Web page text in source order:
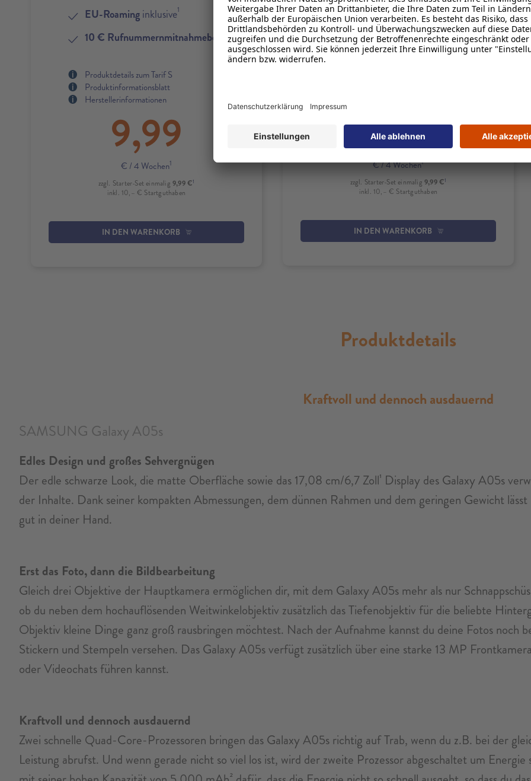
EU-Roaminginklusive1
10 € Rufnummernmitnahmebonus4
Produktdetails zum Tarif S
Produktinformationsblatt
Herstellerinformationen
9,99
€ / 4 Wochen1
zzgl. Starter-Set einmalig 9,99 €1
inkl. 10,– € Startguthaben
IN DEN WARENKORB
EU-Roaminginklusive1
10 € Rufnummernmitnahmebonus4
14,99
€/ 4 Wochen1
zzgl. Starter-Set einmalig 9,99 €1
inkl. 10,– € Startguthaben
IN DEN WARENKORB
Produktdetails
Kraftvoll und dennoch ausdauernd
SAMSUNG Galaxy A05s
Edles Design und großes Sehvergnügen
Der edle schwarze Look, die matte Oberfläche sowie das 17,08 cm/6,7 Zoll¹ Display des Galaxy A05s
der Inhalte. Dank seiner kompakten Abmessungen, dem dünnen Rahmen und dem geringen Gewicht
gut in deiner Hand.
Erst das Foto, dann die Bildbearbeitung
Gleich drei Objektive der Hauptkamera ermöglichen dir, mit dem Galaxy A05s mehr als nur
ob du neben dem hochauflösenden Weitwinkelobjektiv zusätzlich das Tiefenobjektiv für die beliebte
Objektiv kleine Dinge ganz groß rausbringen möchtest. Nach der Aufnahme kannst du deine Fotos noch
Stickern und Stempeln versehen. Das Galaxy A05s verfügt zusätzlich über eine starke 13 MP
oder Videochats führen kannst.
Kraftvoll und dennoch ausdauernd
Zwei schnelle Quad-Core-Prozessoren bringen das Galaxy A05s richtig auf Trab, wenn du z.B. bei der
Leistung abrufst. Und wenn gerade nicht so viel los ist, wird der zweite Prozessor abgeschaltet um